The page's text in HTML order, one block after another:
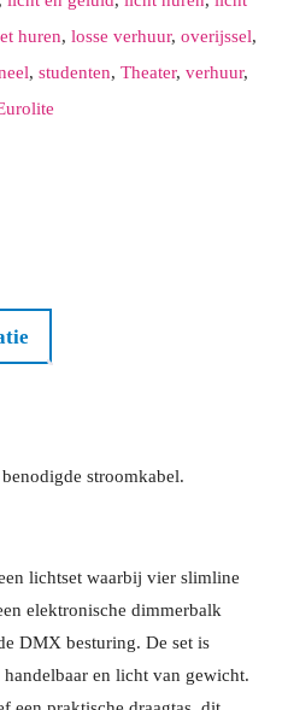
Sluit
huren, losse verhuur, overijssel,
, studenten, Theater, verhuur,
stroomkabel.
lichtset waarbij vier slimline
elektronische dimmerbalk
DMX besturing. De set is
en licht van gewicht.